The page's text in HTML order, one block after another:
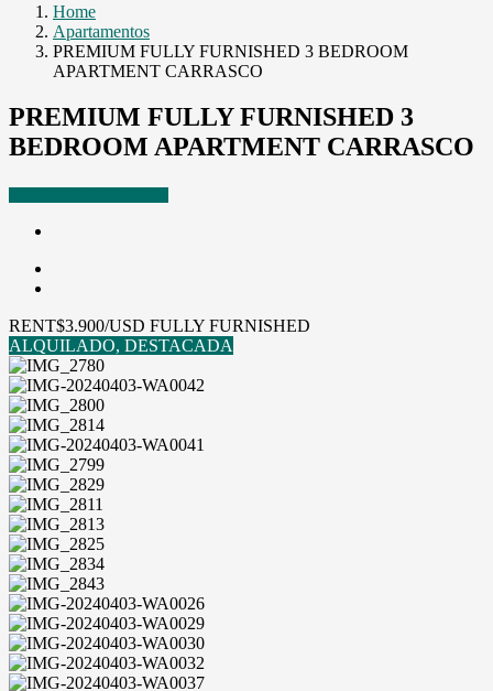
Home
Apartamentos
PREMIUM FULLY FURNISHED 3 BEDROOM
APARTMENT CARRASCO
PREMIUM FULLY FURNISHED 3
BEDROOM APARTMENT CARRASCO
RENT$3.900/USD FULLY FURNISHED
ALQUILADO, DESTACADA